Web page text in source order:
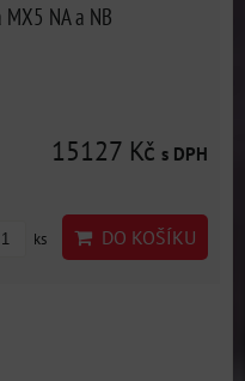
NA a NB
15127 Kč s DPH
ks DO KOŠÍKU